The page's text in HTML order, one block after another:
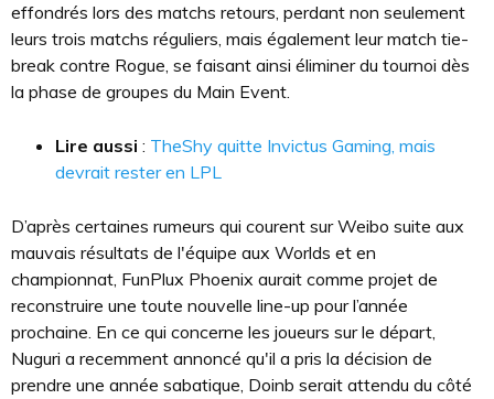
effondrés lors des matchs retours, perdant non seulement
leurs trois matchs réguliers, mais également leur match tie-
break contre Rogue, se faisant ainsi éliminer du tournoi dès
la phase de groupes du Main Event.
Lire aussi : TheShy quitte Invictus Gaming, mais
devrait rester en LPL
D’après certaines rumeurs qui courent sur Weibo suite aux
mauvais résultats de l'équipe aux Worlds et en
championnat, FunPlux Phoenix aurait comme projet de
reconstruire une toute nouvelle line-up pour l’année
prochaine. En ce qui concerne les joueurs sur le départ,
Nuguri a recemment annoncé qu'il a pris la décision de
prendre une année sabatique, Doinb serait attendu du côté